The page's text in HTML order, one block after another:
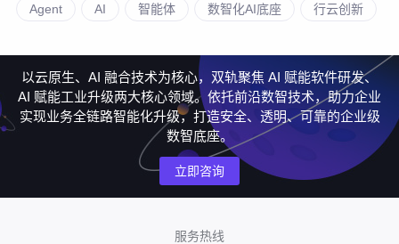
Agent AI 智能体 数智化AI底座 行云创新
以云原生、AI 融合技术为核心，双轨聚焦 AI 赋能软件研发、
AI 赋能工业升级两大核心领域。依托前沿数智技术，助力企业
实现业务全链路智能化升级，打造安全、透明、可靠的企业级
数智底座。
立即咨询
服务热线